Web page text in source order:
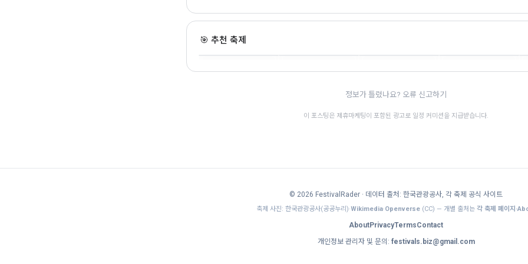
🎯 추천 축제
영덕 국가유산 야행
경북 · 8.21~8.23 · 전통문화
정보가 틀렸나요? 오류 신고하기
이 포스팅은 제휴마케팅이 포함된 광고로 일정 커미션을 지급받습니다.
© 2026 FestivalRader · 데이터 출처: 한국관광공사, 각 축제 공식 사이트
축제 사진: 한국관광공사(공공누리)·Wikimedia·Openverse(CC) — 개별 출처는 각 축제 페이지
AboutPrivacyTermsContact
개인정보 관리자 및 문의: festivals.biz@gmail.com